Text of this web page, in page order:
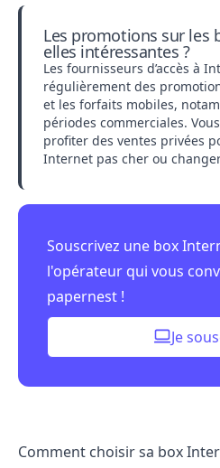
Les promotions sur les
elles intéressantes ?
Les fournisseurs d’accès à
régulièrement des
et les forfaits mobiles,
périodes commerciales.
profiter des ventes privées
Internet pas cher ou
Souscrivez une box
l'opérateur qui vous
papernest !
Je
Comment choisir sa box